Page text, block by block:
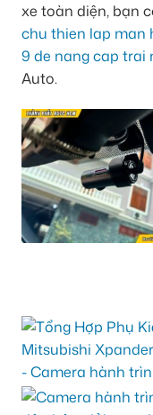
xe toàn diện, bạn
chu thien lap man
9 de nang cap trai
Auto.